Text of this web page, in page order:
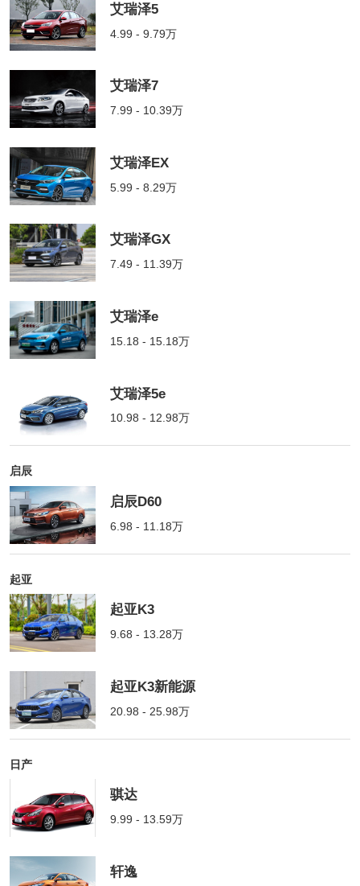
艾瑞泽5
4.99 - 9.79万
艾瑞泽7
7.99 - 10.39万
艾瑞泽EX
5.99 - 8.29万
艾瑞泽GX
7.49 - 11.39万
艾瑞泽e
15.18 - 15.18万
艾瑞泽5e
10.98 - 12.98万
启辰
启辰D60
6.98 - 11.18万
起亚
起亚K3
9.68 - 13.28万
起亚K3新能源
20.98 - 25.98万
日产
骐达
9.99 - 13.59万
轩逸